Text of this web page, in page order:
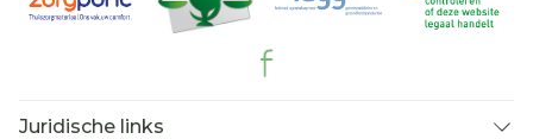
Juridische links